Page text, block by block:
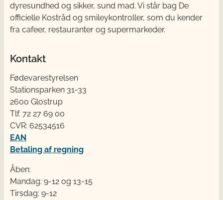
dyresundhed og sikker, sund mad. Vi står bag De
officielle Kostråd og smileykontroller, som du kender
fra cafeer, restauranter og supermarkeder.
Kontakt
Fødevarestyrelsen
Stationsparken 31-33
2600 Glostrup
Tlf. 72 2​​​7 69 00
CVR: 62534516
EAN
Betaling af regning
Åben:
Mandag: 9-12 og 13-15
Tirsdag: 9-12